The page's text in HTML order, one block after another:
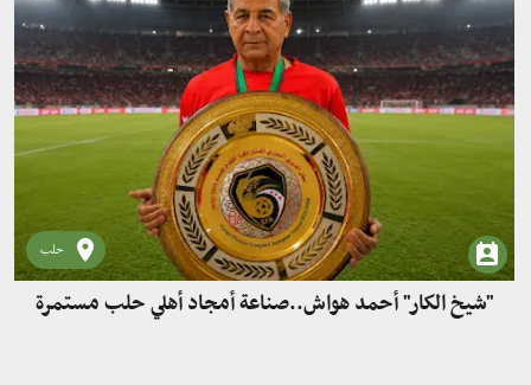
حلب
"شيخ الكار" أحمد هواش..صناعة أمجاد أهلي حلب مستمرة